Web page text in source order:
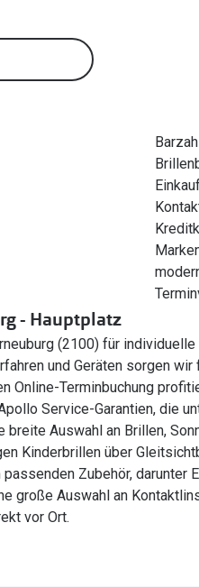
- Hauptplatz
(2100) für
und Geräten sorgen
Online-Terminbuchung
Service-Garantien, die
Auswahl an Brillen,
Kinderbrillen über
Zubehör, darunter
große Auswahl an
vor Ort.